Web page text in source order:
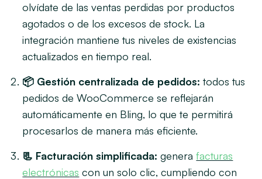
olvídate de las ventas perdidas por productos
agotados o de los excesos de stock. La
integración mantiene tus niveles de existencias
actualizados en tiempo real.
📦 Gestión centralizada de pedidos:todos tus
pedidos de WooCommerce se reflejarán
automáticamente en Bling, lo que te permitirá
procesarlos de manera más eficiente.
📃 Facturación simplificada: generafacturas
electrónicas con un solo clic, cumpliendo con